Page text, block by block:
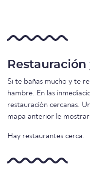
Si te bañas mucho y te
hambre. En las
restauración cercanas.
mapa anterior le
Hay restaurantes cerca.